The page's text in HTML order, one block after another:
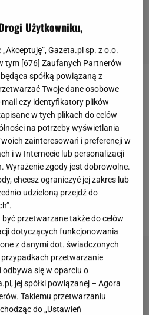
Sevilla zmierzyła się zPSV
meczu hiszpańska
spotkanie
PSV 2:0, co oznaczało,
rywale. W trakcie
incydentu z
Na bramkarza rzucił
drużyny.
Użytkowniku,
Gazeta.pl sp. z o.o.
tym [676] Zaufanych Partnerów
spółką powiązaną z
Twoje dane osobowe
mail czy identyfikatory plików
w tych plikach do celów
na potrzeby wyświetlania
zainteresowań i preferencji w
i w Internecie lub personalizacji
Wyrażenie zgody jest dobrowolne.
chcesz ograniczyć jej zakres lub
udzieloną przejdź do
przetwarzane także do celów
dotyczących funkcjonowania
z danymi dot. świadczonych
przypadkach przetwarzanie
się w oparciu o
jej spółki powiązanej – Agora
Takiemu przetwarzaniu
do „Ustawień